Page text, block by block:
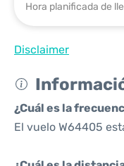
Hora planificada de
Disclaimer
¿Cuál es la
El vuelo W64405